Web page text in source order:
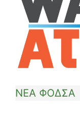
ΝΕΑ ΦΟΔΣΑ